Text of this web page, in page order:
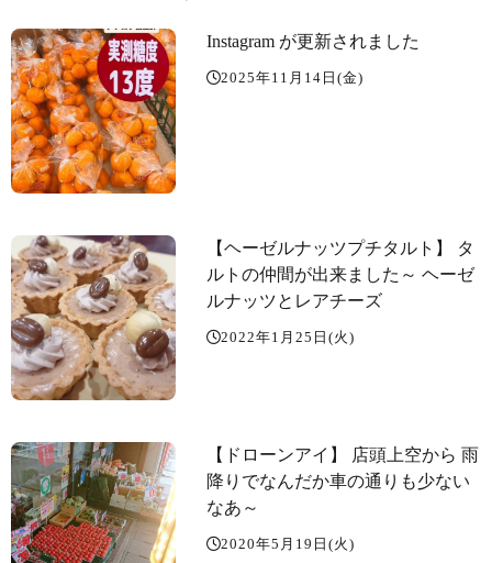
Instagram が更新されました
2025年11月14日(金)
【ヘーゼルナッツプチタルト】 タ
ルトの仲間が出来ました～️ ヘーゼ
ルナッツとレアチーズ
2022年1月25日(火)
【ドローンアイ️】 店頭上空から️ 雨
降りでなんだか車の通りも少ない
なあ～
2020年5月19日(火)